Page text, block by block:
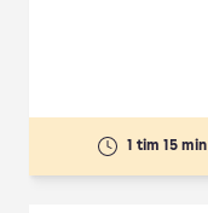
1 tim 15 min